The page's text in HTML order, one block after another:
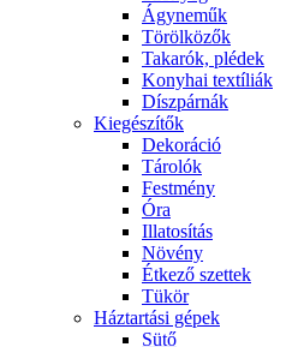
Ágyneműk
Törölközők
Takarók, plédek
Konyhai textíliák
Díszpárnák
Kiegészítők
Dekoráció
Tárolók
Festmény
Óra
Illatosítás
Növény
Étkező szettek
Tükör
Háztartási gépek
Sütő